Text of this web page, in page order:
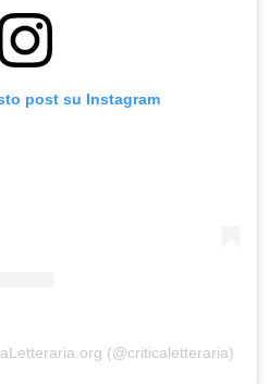
post su Instagram
(@criticaletteraria)